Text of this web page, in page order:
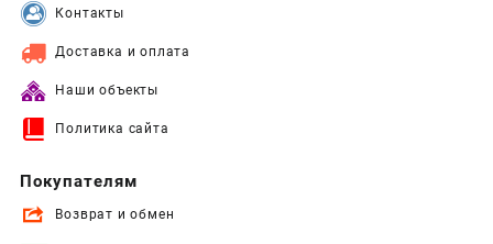
Контакты
Доставка и оплата
Наши объекты
Политика сайта
Покупателям
Возврат и обмен